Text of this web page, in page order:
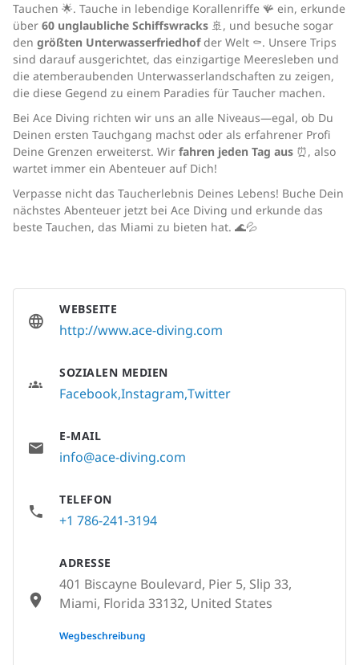
Tauchen 🌟. Tauche in lebendige Korallenriffe 🪸 ein, erkunde
über 60 unglaubliche Schiffswracks 🚢, und besuche sogar
den größten Unterwasserfriedhofder Welt ⚰️. Unsere Trips
sind darauf ausgerichtet, das einzigartige Meeresleben und
die atemberaubenden Unterwasserlandschaften zu zeigen,
die diese Gegend zu einem Paradies für Taucher machen.
Bei Ace Diving richten wir uns an alle Niveaus—egal, ob Du
Deinen ersten Tauchgang machst oder als erfahrener Profi
Deine Grenzen erweiterst. Wir fahren jeden Tag aus ⏰, also
wartet immer ein Abenteuer auf Dich!
Verpasse nicht das Taucherlebnis Deines Lebens! Buche Dein
nächstes Abenteuer jetzt bei Ace Diving und erkunde das
beste Tauchen, das Miami zu bieten hat. 🌊💦
WEBSEITE
http://www.ace-diving.com
SOZIALEN MEDIEN
FacebookInstagram Twitter
E-MAIL
info@ace-diving.com
TELEFON
+1 786-241-3194
ADRESSE
401 Biscayne Boulevard, Pier 5, Slip 33,
Miami, Florida 33132, United States
None
Wegbeschreibung